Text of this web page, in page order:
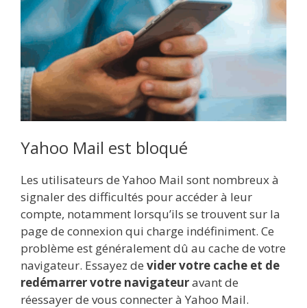
Yahoo Mail est bloqué
Les utilisateurs de Yahoo Mail sont nombreux à
signaler des difficultés pour accéder à leur
compte, notamment lorsqu’ils se trouvent sur la
page de connexion qui charge indéfiniment. Ce
problème est généralement dû au cache de votre
navigateur. Essayez de vider votre cache et de
redémarrer votre navigateuravant de
réessayer de vous connecter à Yahoo Mail.